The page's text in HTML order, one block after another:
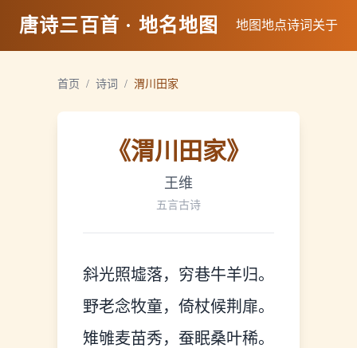
唐诗三百首 · 地名地图 地图地点诗词 关于
首页 / 诗词 / 渭川田家
《渭川田家》
王维
五言古诗
斜光照墟落，穷巷牛羊归。
野老念牧童，倚杖候荆扉。
雉雊麦苗秀，蚕眠桑叶稀。